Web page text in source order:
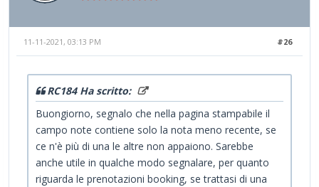
#26
11-11-2021, 03:13 PM
RC184 Ha scritto:
Buongiorno, segnalo che nella pagina stampabile il
campo note contiene solo la nota meno recente, se
ce n'è più di una le altre non appaiono. Sarebbe
anche utile in qualche modo segnalare, per quanto
riguarda le prenotazioni booking, se trattasi di una